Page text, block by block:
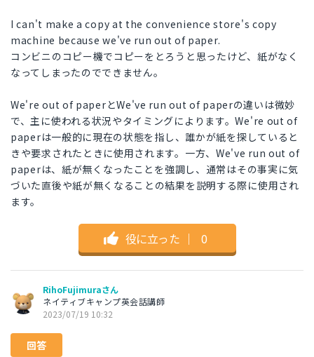
I can't make a copy at the convenience store's copy
machine because we've run out of paper.
コンビニのコピー機でコピーをとろうと思ったけど、紙がなく
なってしまったのでできません。
We're out of paperとWe've run out of paperの違いは微妙
で、主に使われる状況やタイミングによります。We're out of
paperは一般的に現在の状態を指し、誰かが紙を探していると
きや要求されたときに使用されます。一方、We've run out of
paperは、紙が無くなったことを強調し、通常はその事実に気
づいた直後や紙が無くなることの結果を説明する際に使用され
ます。
役に立った ｜ 0
RihoFujimuraさん
ネイティブキャンプ英会話講師
2023/07/19 10:32
回答